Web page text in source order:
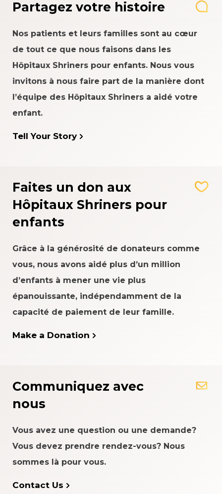
Partagez votre histoire
Nos patients et leurs familles sont au cœur
de tout ce que nous faisons dans les
Hôpitaux Shriners pour enfants. Nous vous
invitons à nous faire part de la manière dont
l’équipe des Hôpitaux Shriners a aidé votre
enfant.
Tell Your Story
Faites un don aux
Hôpitaux Shriners pour
enfants
Grâce à la générosité de donateurs comme
vous, nous avons aidé plus d’un million
d’enfants à mener une vie plus
épanouissante, indépendamment de la
capacité de paiement de leur famille.
Make a Donation
Communiquez avec
nous
Vous avez une question ou une demande?
Vous devez prendre rendez-vous? Nous
sommes là pour vous.
Contact Us